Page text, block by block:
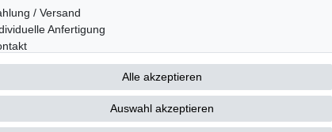
/ Versand
Anfertigung
Alle akzeptieren
Auswahl akzeptieren